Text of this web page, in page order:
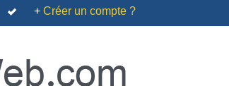
+ Créer un compte ?